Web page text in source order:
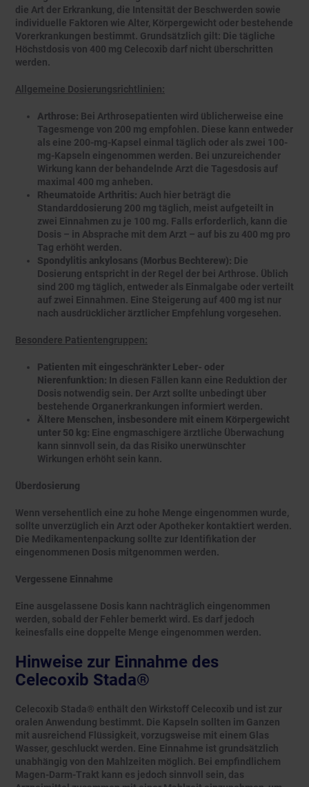
die Art der Erkrankung, die Intensität der Beschwerden sowie
individuelle Faktoren wie Alter, Körpergewicht oder bestehende
Vorerkrankungen bestimmt. Grundsätzlich gilt: Die tägliche
Höchstdosis von 400 mg Celecoxib darf nicht überschritten
werden.
Allgemeine Dosierungsrichtlinien:
Arthrose: Bei Arthrosepatienten wird üblicherweise eine
Tagesmenge von 200 mg empfohlen. Diese kann entweder
als eine 200-mg-Kapsel einmal täglich oder als zwei 100-
mg-Kapseln eingenommen werden. Bei unzureichender
Wirkung kann der behandelnde Arzt die Tagesdosis auf
maximal 400 mg anheben.
Rheumatoide Arthritis: Auch hier beträgt die
Standarddosierung 200 mg täglich, meist aufgeteilt in
zwei Einnahmen zu je 100 mg. Falls erforderlich, kann die
Dosis – in Absprache mit dem Arzt – auf bis zu 400 mg pro
Tag erhöht werden.
Spondylitis ankylosans (Morbus Bechterew): Die
Dosierung entspricht in der Regel der bei Arthrose. Üblich
sind 200 mg täglich, entweder als Einmalgabe oder verteilt
auf zwei Einnahmen. Eine Steigerung auf 400 mg ist nur
nach ausdrücklicher ärztlicher Empfehlung vorgesehen.
Besondere Patientengruppen:
Patienten mit eingeschränkter Leber- oder
Nierenfunktion: In diesen Fällen kann eine Reduktion der
Dosis notwendig sein. Der Arzt sollte unbedingt über
bestehende Organerkrankungen informiert werden.
Ältere Menschen, insbesondere mit einem Körpergewicht
unter 50 kg: Eine engmaschigere ärztliche Überwachung
kann sinnvoll sein, da das Risiko unerwünschter
Wirkungen erhöht sein kann.
Überdosierung
Wenn versehentlich eine zu hohe Menge eingenommen wurde,
sollte unverzüglich ein Arzt oder Apotheker kontaktiert werden.
Die Medikamentenpackung sollte zur Identifikation der
eingenommenen Dosis mitgenommen werden.
Vergessene Einnahme
Eine ausgelassene Dosis kann nachträglich eingenommen
werden, sobald der Fehler bemerkt wird. Es darf jedoch
keinesfalls eine doppelte Menge eingenommen werden.
Hinweise zur Einnahme des
Celecoxib Stada®
Celecoxib Stada® enthält den Wirkstoff Celecoxib und ist zur
oralen Anwendung bestimmt. Die Kapseln sollten im Ganzen
mit ausreichend Flüssigkeit, vorzugsweise mit einem Glas
Wasser, geschluckt werden. Eine Einnahme ist grundsätzlich
unabhängig von den Mahlzeiten möglich. Bei empfindlichem
Magen-Darm-Trakt kann es jedoch sinnvoll sein, das